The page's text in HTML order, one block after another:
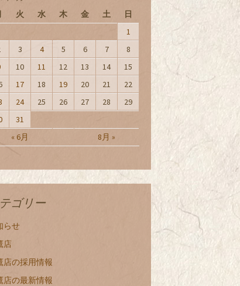
火 水 木 金 土 日
« 6月 8月 »
1
3 4 5 6 7
8
10 11 12 13 14
15
17 18 19 20 21
22
24 25 26 27 28
29
31
ゴリー
らせ
店
店の採用情報
店の最新情報